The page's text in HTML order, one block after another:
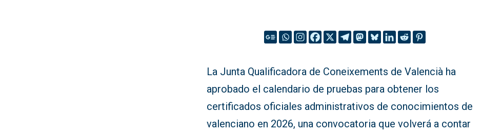
La Junta Qualificadora de Coneixements de Valencià ha
aprobado el calendario de pruebas para obtener los
certificados oficiales administrativos de conocimientos de
valenciano en 2026, una convocatoria que volverá a contar